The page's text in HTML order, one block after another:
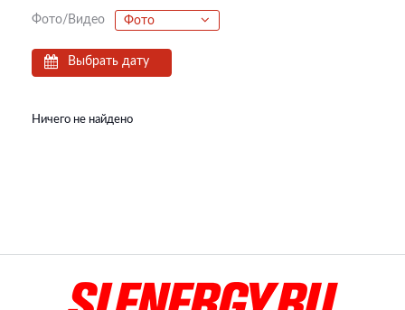
Фото/Видео Фото
Выбрать дату
Ничего не найдено